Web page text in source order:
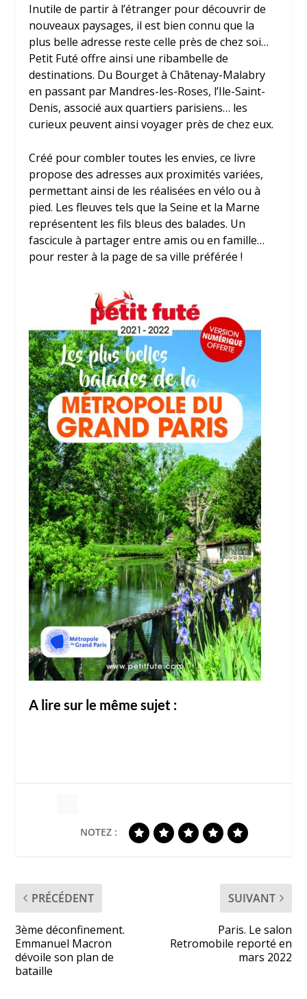
Inutile de partir à l’étranger pour découvrir de
nouveaux paysages, il est bien connu que la
plus belle adresse reste celle près de chez soi…
Petit Futé offre ainsi une ribambelle de
destinations. Du Bourget à Châtenay-Malabry
en passant par Mandres-les-Roses, l’Ile-Saint-
Denis, associé aux quartiers parisiens… les
curieux peuvent ainsi voyager près de chez eux.
Créé pour combler toutes les envies, ce livre
propose des adresses aux proximités variées,
permettant ainsi de les réalisées en vélo ou à
pied. Les fleuves tels que la Seine et la Marne
représentent les fils bleus des balades. Un
fascicule à partager entre amis ou en famille…
pour rester à la page de sa ville préférée !
A lire sur le même sujet :
NOTEZ :
PRÉCÉDENT
3ème déconfinement.
Emmanuel Macron
dévoile son plan de
bataille
SUIVANT
Paris. Le salon
Retromobile reporté en
mars 2022